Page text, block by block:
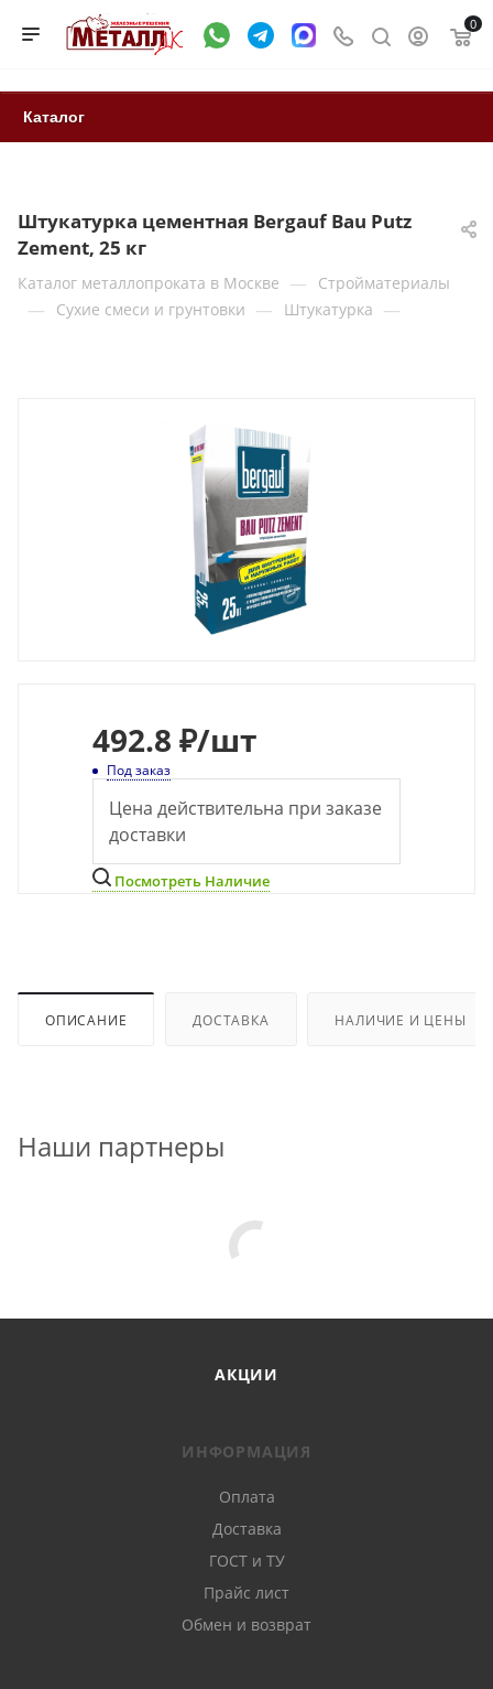
0
Каталог
Штукатурка цементная Bergauf Bau Putz
Zement, 25 кг
Каталог металлопроката в Москве — Стройматериалы
— Сухие смеси и грунтовки — Штукатурка —
492.8 ₽/шт
Под заказ
Цена действительна при заказе
доставки
Посмотреть Наличие
ОПИСАНИЕ ДОСТАВКА НАЛИЧИЕ И ЦЕНЫ
Наши партнеры
АКЦИИ
ИНФОРМАЦИЯ
Оплата
Доставка
ГОСТ и ТУ
Прайс лист
Обмен и возврат